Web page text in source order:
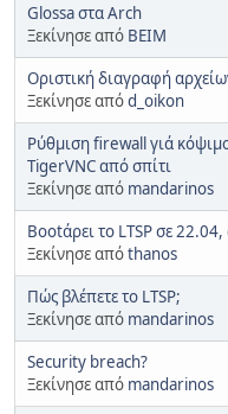
Glossa στα Arch
Ξεκίνησε από ΒΕΙΜ
Οριστική διαγραφή
Ξεκίνησε απόd_oikon
Ρύθμιση firewall γιά
TigerVNC από σπίτι
Ξεκίνησε από mandarinos
Bootάρει το LTSP σε
Ξεκίνησε απόthanos
Πώς βλέπετε το LTSP;
Ξεκίνησε από mandarinos
Security breach?
Ξεκίνησε από mandarinos